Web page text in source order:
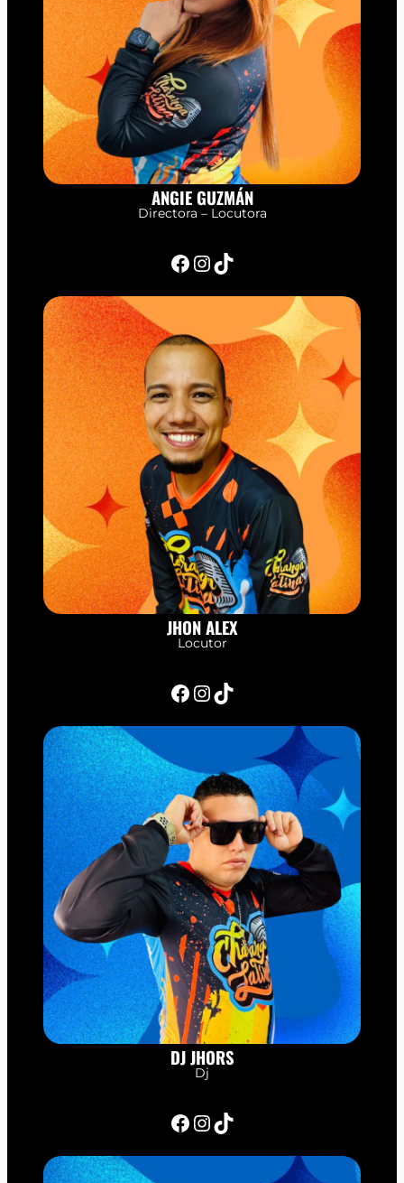
ANGIE GUZMÁN
Directora – Locutora
Facebook InstagramTikTok
JHON ALEX
Locutor
Facebook InstagramTikTok
DJ JHORS
Dj
Facebook InstagramTikTok